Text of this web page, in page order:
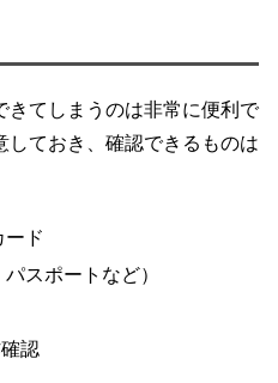
きてしまうのは非常に便利で
しておき、確認できるものは
ード
スポートなど）
認